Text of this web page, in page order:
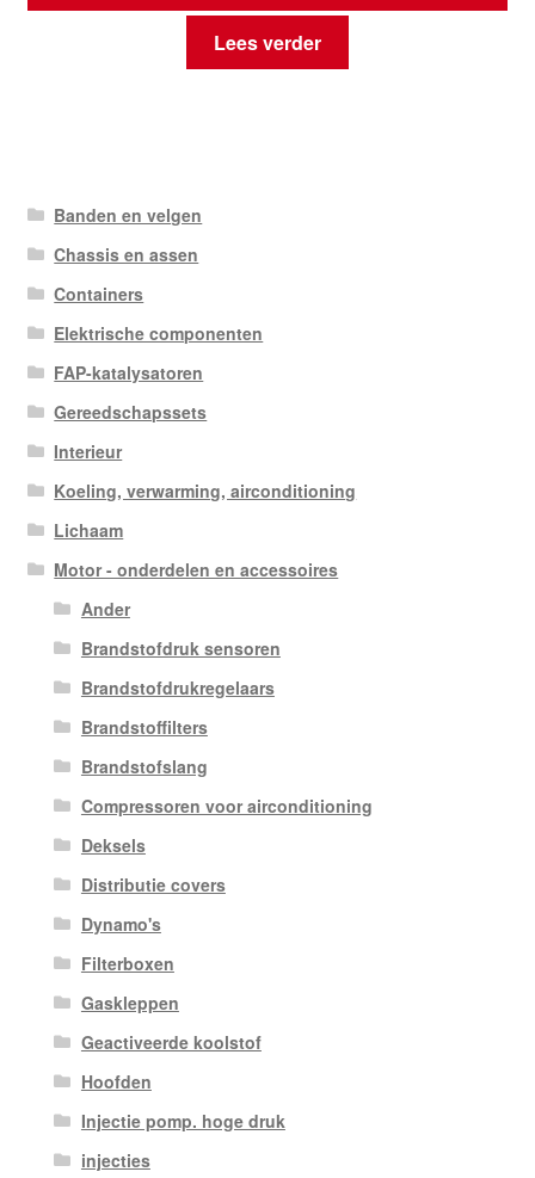
Lees verder
Banden en velgen
Chassis en assen
Containers
Elektrische componenten
FAP-katalysatoren
Gereedschapssets
Interieur
Koeling, verwarming, airconditioning
Lichaam
Motor - onderdelen en accessoires
Ander
Brandstofdruk sensoren
Brandstofdrukregelaars
Brandstoffilters
Brandstofslang
Compressoren voor airconditioning
Deksels
Distributie covers
Dynamo's
Filterboxen
Gaskleppen
Geactiveerde koolstof
Hoofden
Injectie pomp. hoge druk
injecties